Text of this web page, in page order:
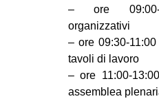
– ore 09:00-
organizzativi
– ore 09:30-
tavoli di lavoro
– ore 11:00-
assemblea